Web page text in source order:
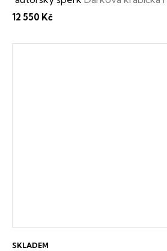
12 550 Kč
SKLADEM